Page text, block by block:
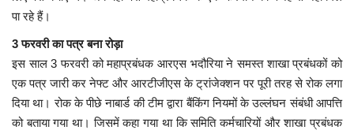
टेक न्यूज़
पा रहे हैं।
3 फरवरी का पत्र बना रोड़ा
इस साल 3 फरवरी को महाप्रबंधक आरएस भदौरिया ने समस्त शाखा प्रबंधकों को
एक पत्र जारी कर नेफ्ट और आरटीजीएस के ट्रांजेक्शन पर पूरी तरह से रोक लगा
दिया था। रोक के पीछे नाबार्ड की टीम द्वारा बैंकिंग नियमों के उल्लंघन संबंधी आपत्ति
को बताया गया था। जिसमें कहा गया था कि समिति कर्मचारियों और शाखा प्रबंधक